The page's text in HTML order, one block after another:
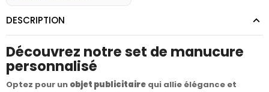
DESCRIPTION
Découvrez notre set de manucure
personnalisé
Optez pour un objet publicitaire qui allie élégance et